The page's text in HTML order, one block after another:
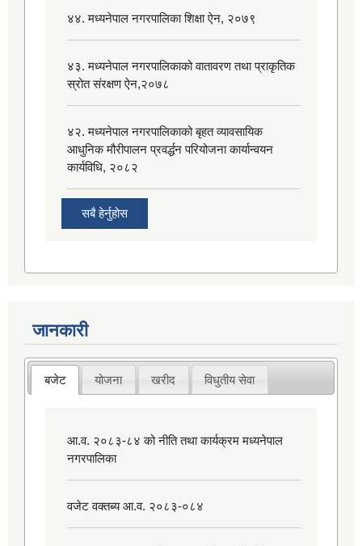
४४. मध्यनेपाल नगरपालिका शिक्षा ऐन, २०७९
४३. मध्यनेपाल नगरपालिकाको वातावरण तथा प्राकृतिक
स्रोत संरक्षण ऐन,२०७८
४२. मध्यनेपाल नगरपालिकाको बृहत व्यावसायिक
आधुनिक मौरीपालन प्रवर्द्धन परियोजना कार्यान्वयन
कार्यविधि, २०८२
सबै हेर्नुहोस
जानकारी
बजेट योजना खरीद विधुतीय सेवा
आ.व. २०८३-८४ को नीति तथा कार्यक्रम मध्यनेपाल
नगरपालिका
वजेट वक्तब्य आ.व. २०८३-०८४